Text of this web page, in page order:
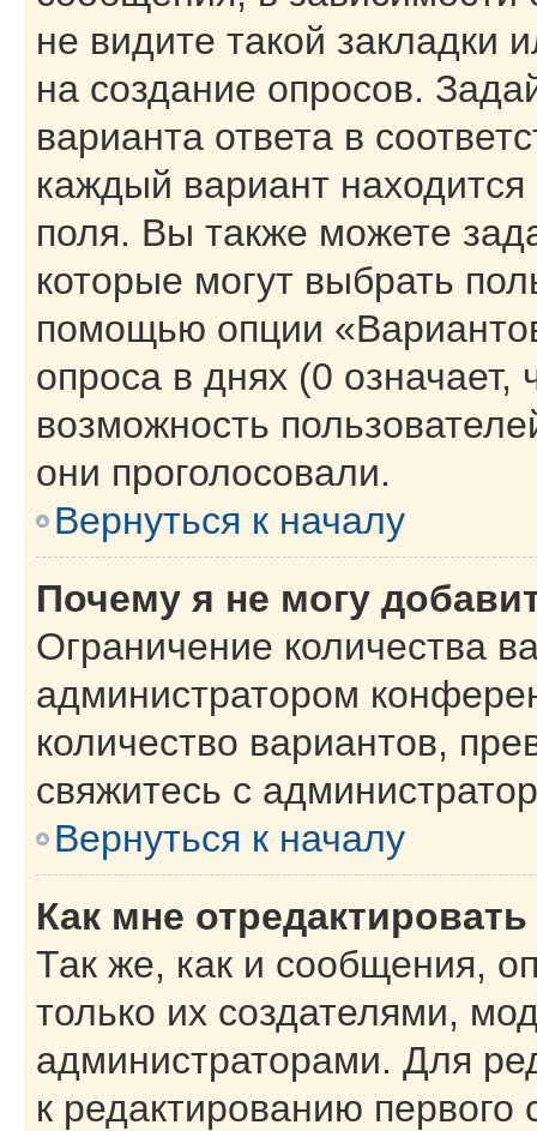
не видите такой
на создание опросов.
варианта ответа в
каждый вариант находится
поля. Вы также можете
которые могут выбрать
помощью опции
опроса в днях (0
возможность
они проголосовали.
Вернуться к началу
Почему я не могу
Ограничение количества
администратором
количество вариантов,
свяжитесь с
Вернуться к началу
Как мне
Так же, как и сообщения,
только их создателями,
администраторами. Для
к редактированию